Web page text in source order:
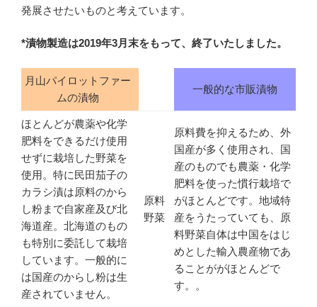
発展させたいものと考えています。
*漬物製造は2019年3月末をもって、終了いたしました。
月山パイロットファー
ムの漬物
一般的な市販漬物
ほとんどが農薬や化学
肥料をできるだけ使用
せずに栽培した野菜を
使用。特に民田茄子の
カラシ漬は原料のから
し粉まで自家産及び北
海道産。北海道のもの
も特別に委託して栽培
しています。一般的に
は国産のからし粉は生
産されていません。
原料
野菜
原料費を抑えるため、外
国産が多く使用され、国
産のものでも農薬・化学
肥料を使った慣行栽培で
がほとんどです。地域特
産をうたっていても、原
料野菜自体は中国をはじ
めとした輸入農産物であ
ることががほとんどで
す。。